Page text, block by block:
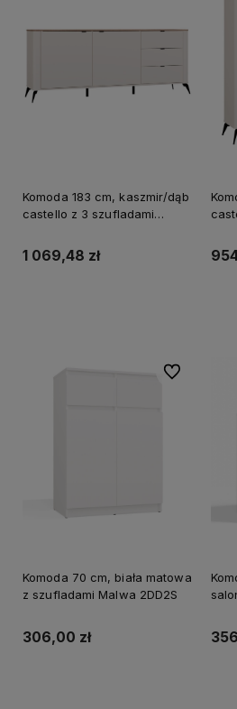
Komoda 183 cm, kaszmir/dąb
castello z 3 szufladami
1 069,48 zł
Komoda 70 cm, biała matowa
z szufladami Malwa 2DD2S
306,00 zł
Do ulubionych